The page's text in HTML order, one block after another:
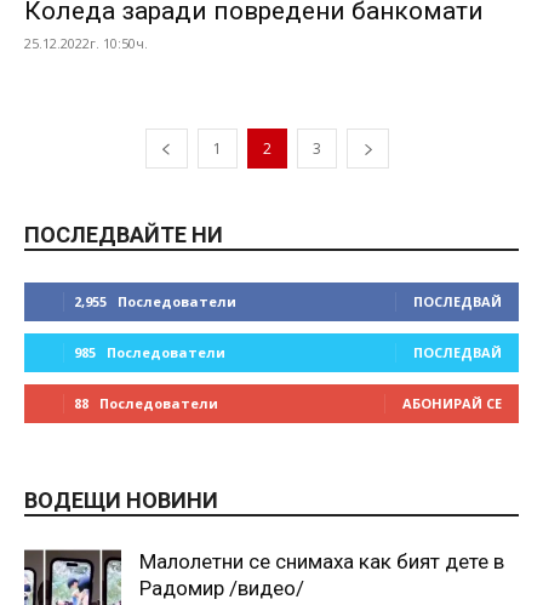
Коледа заради повредени банкомати
25.12.2022г. 10:50ч.
1 2 3
ПОСЛЕДВАЙТЕ НИ
2,955 Последователи ПОСЛЕДВАЙ
985 Последователи ПОСЛЕДВАЙ
88 Последователи АБОНИРАЙ СЕ
ВОДЕЩИ НОВИНИ
Малолетни се снимаха как бият дете в
Радомир /видео/